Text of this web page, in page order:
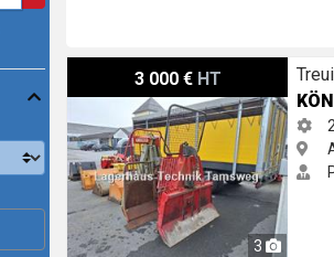
3 000 € HT
3
Königswieser 6 to